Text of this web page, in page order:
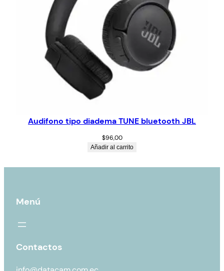
Audifono tipo diadema TUNE bluetooth JBL
$96,00
Añadir al carrito
Menú
Contactos